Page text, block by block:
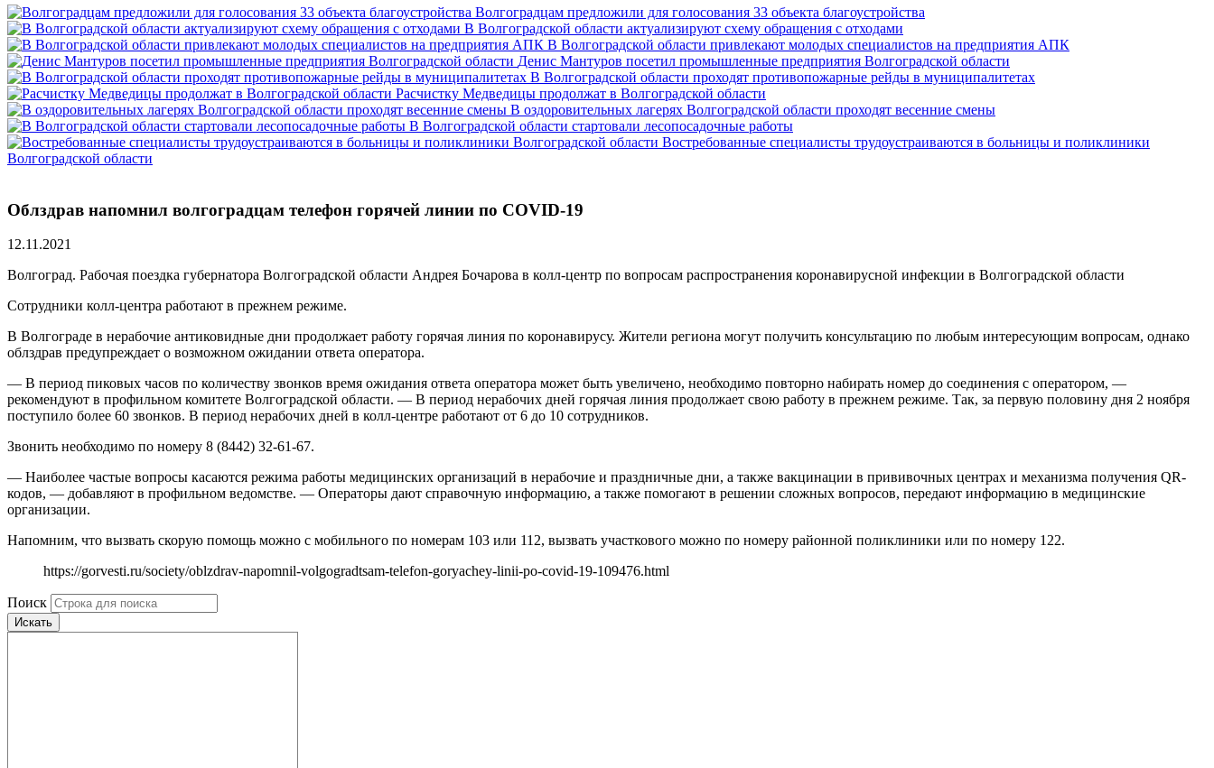
Волгоградцам предложили для голосования 33 объекта благоустройства
В Волгоградской области актуализируют схему обращения с отходами
В Волгоградской области привлекают молодых специалистов на предприятия АПК
Денис Мантуров посетил промышленные предприятия Волгоградской области
В Волгоградской области проходят противопожарные рейды в муниципалитетах
Расчистку Медведицы продолжат в Волгоградской области
В оздоровительных лагерях Волгоградской области проходят весенние смены
В Волгоградской области стартовали лесопосадочные работы
Востребованные специалисты трудоустраиваются в больницы и поликлиники
Волгоградской области
Облздрав напомнил волгоградцам телефон горячей линии по COVID-19
12.11.2021
Волгоград. Рабочая поездка губернатора Волгоградской области Андрея Бочарова в колл-центр по вопросам распространения коронавирусной инфекции в Волгоградской области
Сотрудники колл-центра работают в прежнем режиме.
В Волгограде в нерабочие антиковидные дни продолжает работу горячая линия по коронавирусу. Жители региона могут получить консультацию по любым интересующим вопросам, однако
облздрав предупреждает о возможном ожидании ответа оператора.
— В период пиковых часов по количеству звонков время ожидания ответа оператора может быть увеличено, необходимо повторно набирать номер до соединения с оператором, —
рекомендуют в профильном комитете Волгоградской области. — В период нерабочих дней горячая линия продолжает свою работу в прежнем режиме. Так, за первую половину дня 2 ноября
поступило более 60 звонков. В период нерабочих дней в колл-центре работают от 6 до 10 сотрудников.
Звонить необходимо по номеру 8 (8442) 32-61-67.
— Наиболее частые вопросы касаются режима работы медицинских организаций в нерабочие и праздничные дни, а также вакцинации в прививочных центрах и механизма получения QR-
кодов, — добавляют в профильном ведомстве. — Операторы дают справочную информацию, а также помогают в решении сложных вопросов, передают информацию в медицинские
организации.
Напомним, что вызвать скорую помощь можно с мобильного по номерам 103 или 112, вызвать участкового можно по номеру районной поликлиники или по номеру 122.
https://gorvesti.ru/society/oblzdrav-napomnil-volgogradtsam-telefon-goryachey-linii-po-covid-19-109476.html
Поиск
Искать